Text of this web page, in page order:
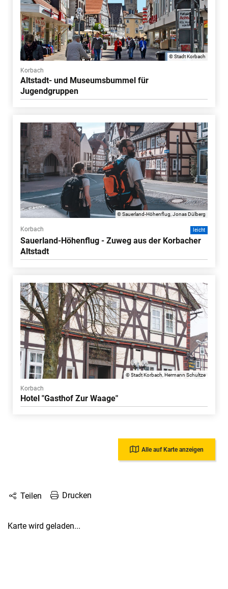
© Stadt Korbach
Korbach
Altstadt- und Museumsbummel für
Jugendgruppen
© Sauerland-Höhenflug, Jonas Dülberg
Korbach leicht
Sauerland-Höhenflug - Zuweg aus der Korbacher
Altstadt
© Stadt Korbach, Hermann Schultze
Korbach
Hotel "Gasthof Zur Waage"
Alle auf Karte anzeigen
Teilen Drucken
Karte wird geladen...